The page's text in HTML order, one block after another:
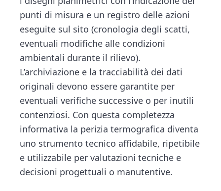
punti di misura e un registro delle azioni
eseguite sul sito (cronologia degli scatti,
eventuali modifiche alle condizioni
ambientali durante il rilievo).
L’archiviazione e la tracciabilità dei dati
originali devono essere garantite per
eventuali verifiche successive o per inutili
contenziosi. Con questa completezza
informativa la perizia termografica diventa
uno strumento tecnico affidabile, ripetibile
e utilizzabile per valutazioni tecniche e
decisioni progettuali o manutentive.